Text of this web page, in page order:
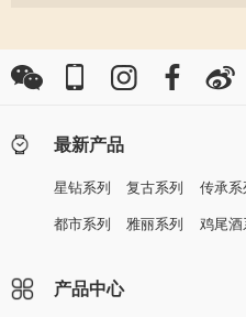
最新产品
星钻系列 复古系列 传承系
都市系列 雅丽系列 鸡尾酒
产品中心